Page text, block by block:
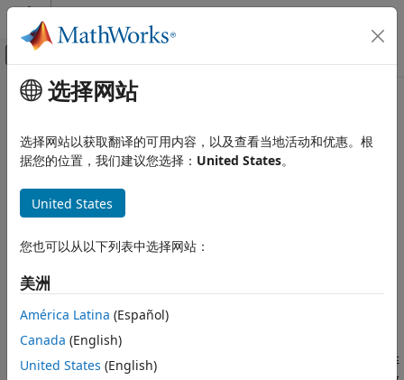
跳到内容
画布外导航菜单切换
文档主页
Simulink Coder
模型配置集自定义
头文件防卫式声明前缀
描述
设置
推荐的设置
版本历史记录
主要内容
头文件防卫式声明前缀
要前追加到生成的头文件防卫式声明的自定义文本
模型配置窗格:
代码生成 / 标识符
描述
设置
''(默认) | 字符串
在生成的代码中输入要前追加到头文件防卫式声明的文本。如果非
选择网站
选择网站以获取翻译的可用内容，以及查看当地活动和优惠。根
据您的位置，我们建议您选择： United States。
United States
您也可以从以下列表中选择网站：
美洲
América Latina (Español)
Canada (English)
United States (English)